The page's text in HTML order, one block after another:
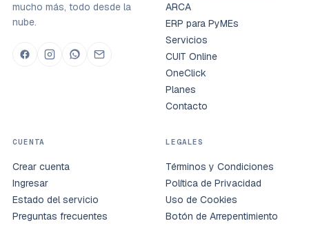
mucho más, todo desde la
nube.
ARCA
ERP para PyMEs
Servicios
CUIT Online
OneClick
Planes
Contacto
CUENTA
Crear cuenta
Ingresar
Estado del servicio
Preguntas frecuentes
LEGALES
Términos y Condiciones
Política de Privacidad
Uso de Cookies
Botón de Arrepentimiento